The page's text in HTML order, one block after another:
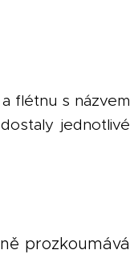
flétnu s názvem
jednotlivé
prozkoumává